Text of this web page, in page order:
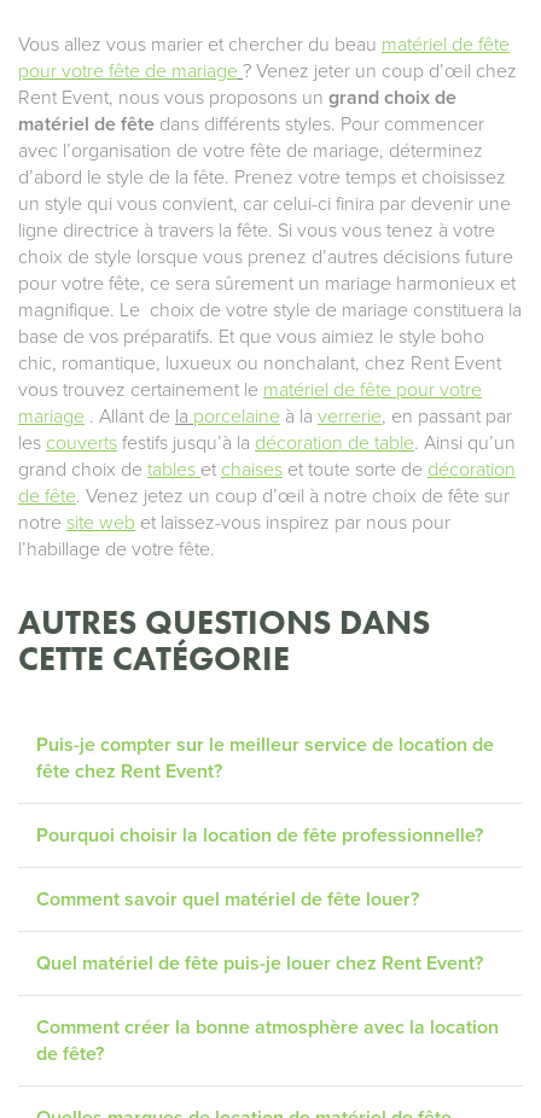
Vous allez vous marier et chercher du beau matériel de fête
pour votre fête de mariage ? Venez jeter un coup d’œil chez
Rent Event, nous vous proposons un grand choix de
matériel de fête dans différents styles. Pour commencer
avec l’organisation de votre fête de mariage, déterminez
d’abord le style de la fête. Prenez votre temps et choisissez
un style qui vous convient, car celui-ci finira par devenir une
ligne directrice à travers la fête. Si vous vous tenez à votre
choix de style lorsque vous prenez d’autres décisions future
pour votre fête, ce sera sûrement un mariage harmonieux et
magnifique. Le choix de votre style de mariage constituera la
base de vos préparatifs. Et que vous aimiez le style boho
chic, romantique, luxueux ou nonchalant, chez Rent Event
vous trouvez certainement le matériel de fête pour votre
mariage . Allant de la porcelaine à la verrerie, en passant par
les couverts festifs jusqu’à la décoration de table. Ainsi qu’un
grand choix de tables et chaises et toute sorte de décoration
de fête. Venez jetez un coup d’œil à notre choix de fête sur
notre site web et laissez-vous inspirez par nous pour
l’habillage de votre fête.
AUTRES QUESTIONS DANS
CETTE CATÉGORIE
Puis-je compter sur le meilleur service de location de
fête chez Rent Event?
Pourquoi choisir la location de fête professionnelle?
Comment savoir quel matériel de fête louer?
Quel matériel de fête puis-je louer chez Rent Event?
Comment créer la bonne atmosphère avec la location
de fête?